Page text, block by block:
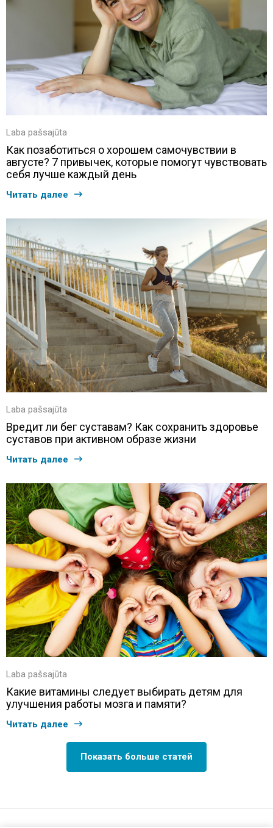
Laba pašsajūta
Как позаботиться о хорошем самочувствии в
августе? 7 привычек, которые помогут чувствовать
себя лучше каждый день
Читать далее
Laba pašsajūta
Вредит ли бег суставам? Как сохранить здоровье
суставов при активном образе жизни
Читать далее
Laba pašsajūta
Какие витамины следует выбирать детям для
улучшения работы мозга и памяти?
Читать далее
Показать больше статей